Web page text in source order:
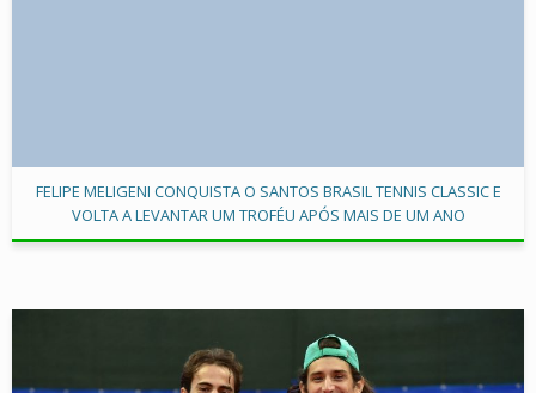
FELIPE MELIGENI CONQUISTA O SANTOS BRASIL TENNIS CLASSIC E
VOLTA A LEVANTAR UM TROFÉU APÓS MAIS DE UM ANO